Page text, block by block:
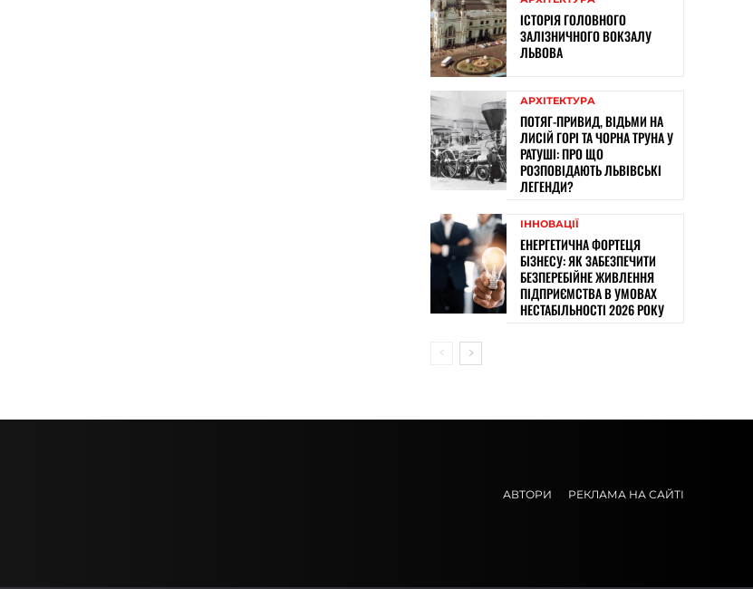
ІСТОРІЯ ГОЛОВНОГО
ЗАЛІЗНИЧНОГО ВОКЗАЛУ
ЛЬВОВА
АРХІТЕКТУРА
ПОТЯГ-ПРИВИД, ВІДЬМИ НА
ЛИСІЙ ГОРІ ТА ЧОРНА ТРУНА У
РАТУШІ: ПРО ЩО
РОЗПОВІДАЮТЬ ЛЬВІВСЬКІ
ЛЕГЕНДИ?
ІННОВАЦІЇ
ЕНЕРГЕТИЧНА ФОРТЕЦЯ
БІЗНЕСУ: ЯК ЗАБЕЗПЕЧИТИ
БЕЗПЕРЕБІЙНЕ ЖИВЛЕННЯ
ПІДПРИЄМСТВА В УМОВАХ
НЕСТАБІЛЬНОСТІ 2026 РОКУ
АВТОРИ РЕКЛАМА НА САЙТІ